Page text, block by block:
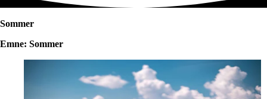
Sommer
Emne: Sommer